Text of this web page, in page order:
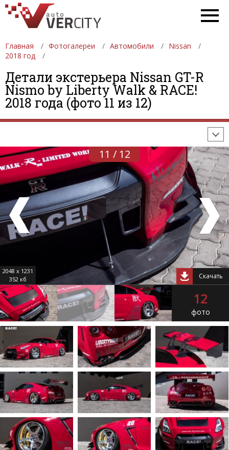
Главная Фотогалереи Автомобили
Nissan
2018 год
Детали экстерьера Nissan GT-R
Nismo by Liberty Walk & RACE!
2018 года (фото 11 из 12)
ФОТОГАЛЕРЕИ АВТОМОБИЛИ
ДЕВУШКИ
АВТОСАЛОНЫ
ФОРМУЛА-1
11 / 12
2048 x 1231
352 кб
Скачать
12
фото